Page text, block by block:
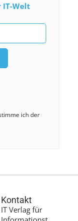
IT-Welt
ich der
Kontakt
IT Verlag für